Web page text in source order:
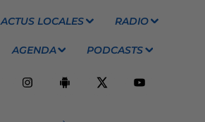
ACTUS LOCALES RADIO
AGENDA PODCASTS